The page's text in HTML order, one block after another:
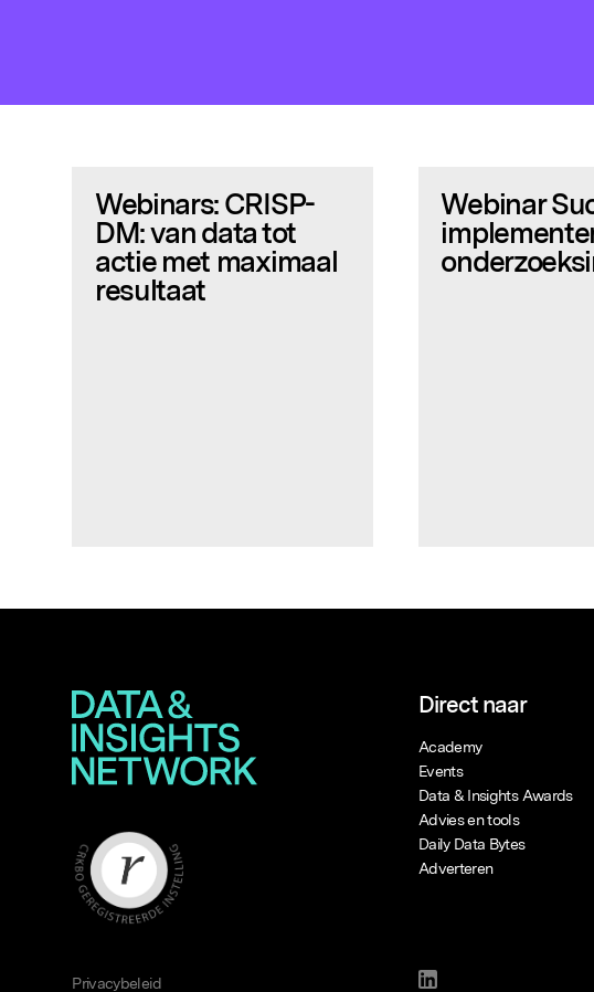
Webinars: CRISP-
DM: van data tot
actie met maximaal
resultaat
Webinar
Direct naar
Academy
Events
Data & Insights Awards
Advies en tools
Daily Data Bytes
Adverteren
Privacybeleid